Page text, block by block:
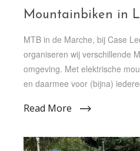
Mountainbiken in
MTB in de Marche, bij Case
organiseren wij verschillende
omgeving. Met elektrische
en daarmee voor (bijna)
Read More